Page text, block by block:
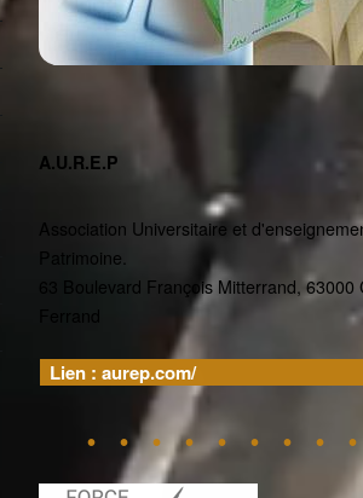
A.U.R.E.P
Association Universitaire et
Patrimoine.
63 Boulevard François Mitterrand, 63000
Ferrand
Lien : aurep.com/